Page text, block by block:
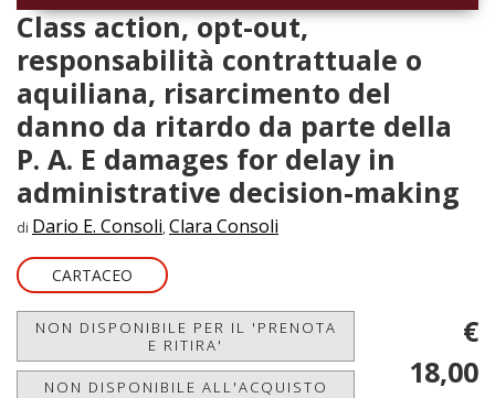
Class action, opt-out,
responsabilità contrattuale o
aquiliana, risarcimento del
danno da ritardo da parte della
P. A. E damages for delay in
administrative decision-making
di Dario E. Consoli, Clara Consoli
CARTACEO
NON DISPONIBILE PER IL 'PRENOTA
E RITIRA'
NON DISPONIBILE ALL'ACQUISTO
€
18,00